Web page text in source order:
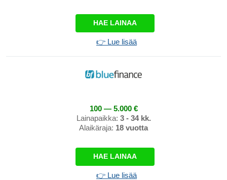
HAE LAINAA
👉 Lue lisää
100 — 5.000 €
Lainapaikka: 3 - 34 kk.
Alaikäraja: 18 vuotta
HAE LAINAA
👉 Lue lisää